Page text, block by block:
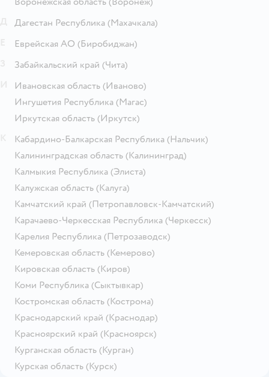
Дагестан Республика (Махачкала)
Еврейская АО (Биробиджан)
Забайкальский край (Чита)
Ивановская область (Иваново)
Ингушетия Республика (Магас)
Иркутская область (Иркутск)
Кабардино-Балкарская Республика (Нальчик)
Калининградская область (Калининград)
Калмыкия Республика (Элиста)
Калужская область (Калуга)
Камчатский край (Петропавловск-Камчатский)
Карачаево-Черкесская Республика (Черкесск)
Карелия Республика (Петрозаводск)
Кемеровская область (Кемерово)
Кировская область (Киров)
Коми Республика (Сыктывкар)
Костромская область (Кострома)
Краснодарский край (Краснодар)
Красноярский край (Красноярск)
Курганская область (Курган)
Курская область (Курск)